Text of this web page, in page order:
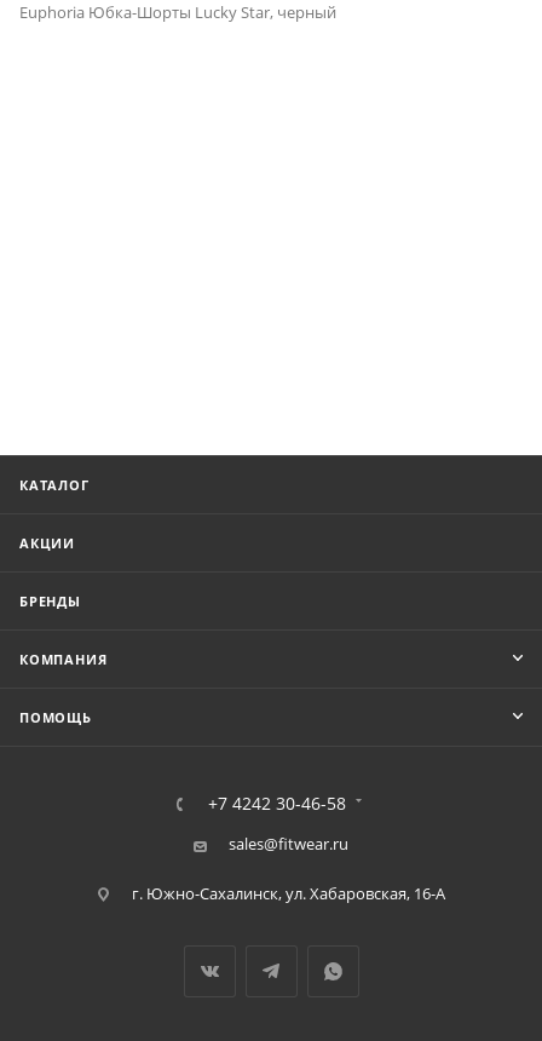
Euphoria Юбка-Шорты Lucky Star, черный
КАТАЛОГ
АКЦИИ
БРЕНДЫ
КОМПАНИЯ
ПОМОЩЬ
+7 4242 30-46-58
sales@fitwear.ru
г. Южно-Сахалинск, ул. Хабаровская, 16-А